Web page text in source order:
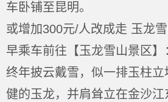
车卧铺至昆明。
或增加300元/人改成走 玉龙雪
早乘车前往【玉龙雪山景区
终年披云戴雪，似一排玉柱
健的玉龙，并肩耸立在金沙